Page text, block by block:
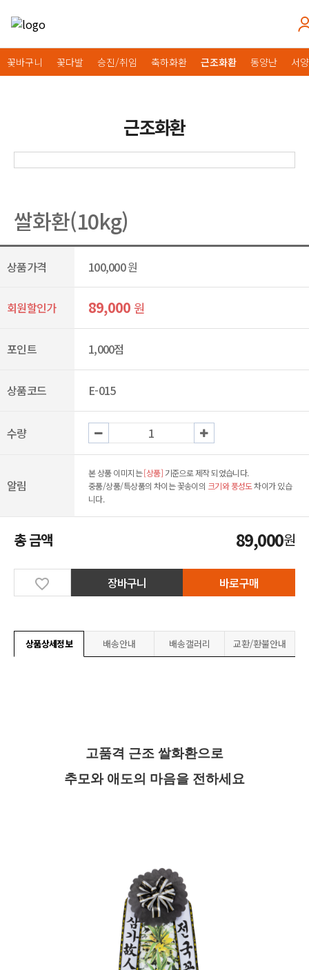
꽃바구니 꽃다발 승진/취임 축하화환 근조화환 동양난 서
근조화환
쌀화환(10kg)
상품가격 100,000원
회원할인가 89,000원
포인트 1,000점
상품코드 E-015
수량
알림
본 상품 이미지는[상품] 기준으로 제작 되었습니다.
중품/상품/특상품의 차이는 꽃송이의 크기와 풍성도차이가 있습
니다.
총 금액 89,000원
장바구니 바로구매
상품상세정보 배송안내 배송갤러리 교환/환불안내
고품격 근조 쌀화환으로
추모와 애도의 마음을 전하세요